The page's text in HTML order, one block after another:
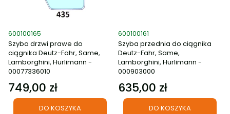
Kod produktu
600100165
Szyba drzwi prawe do
ciągnika Deutz-Fahr, Same,
Lamborghini, Hurlimann -
00077336010
Cena
749,00 zł
DO KOSZYKA
Kod produktu
600100161
Szyba przednia do ciągnika
Deutz-Fahr, Same,
Lamborghini, Hurlimann -
000903000
Cena
635,00 zł
DO KOSZYKA